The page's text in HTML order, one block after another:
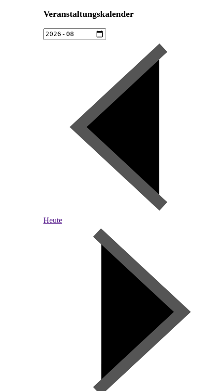
Veranstaltungskalender
Heute